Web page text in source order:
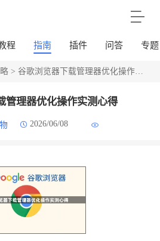
程 指南 插件 问答 专题
> 谷歌浏览器下载管理器优化操作实测心得
管理器优化操作实测心得
2026/06/08